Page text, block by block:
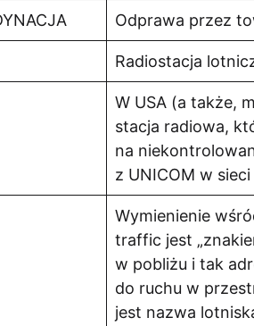
Odprawa przez
Radiostacja
W USA (a także,
stacja radiowa,
na
z UNICOM w
Wymienienie
traffic jest
w pobliżu i tak
do ruchu w
jest nazwa